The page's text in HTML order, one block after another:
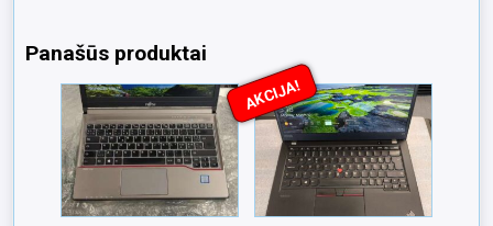
Panašūs produktai
AKCIJA!